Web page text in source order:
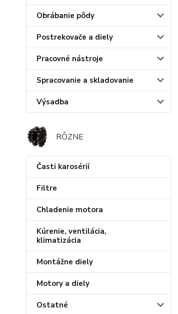
Obrábanie pôdy
Postrekovače a diely
Pracovné nástroje
Spracovanie a skladovanie
Výsadba
RÔZNE
Časti karosérií
Filtre
Chladenie motora
Kúrenie, ventilácia,
klimatizácia
Montážne diely
Motory a diely
Ostatné